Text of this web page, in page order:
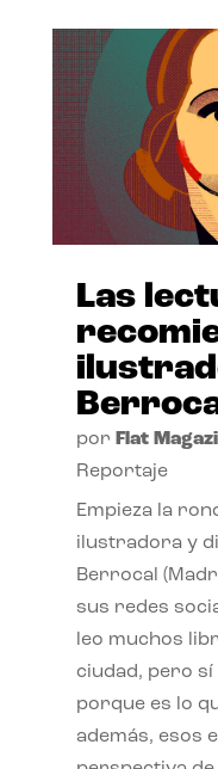
Las
por Flat
Reportaje
Empieza la
ilustradora y
Berrocal
sus redes
leo muchos
ciudad, pero
porque es lo
además, esos